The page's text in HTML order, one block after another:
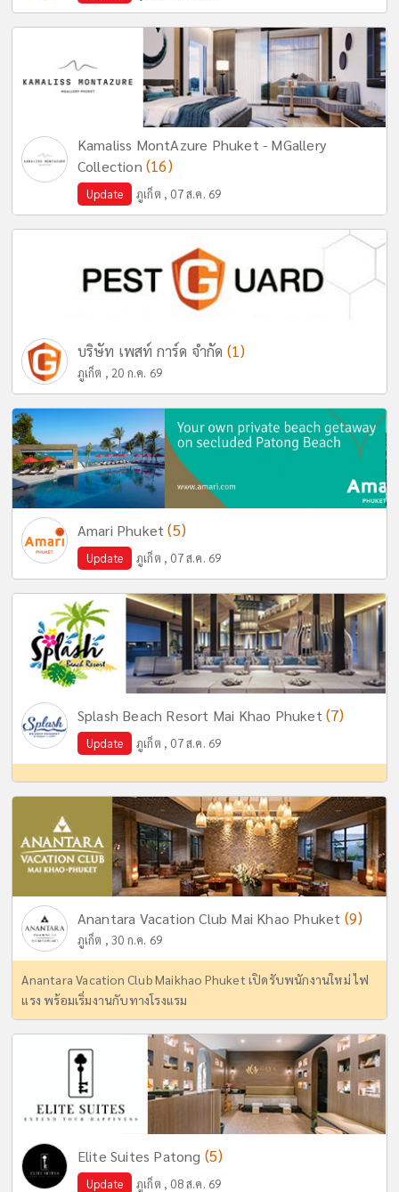
Kamaliss MontAzure Phuket - MGallery
Collection (16)
Update ภูเก็ต , 07 ส.ค. 69
บริษัท เพสท์ การ์ด จำกัด (1)
ภูเก็ต , 20 ก.ค. 69
Amari Phuket(5)
Update ภูเก็ต , 07 ส.ค. 69
Splash Beach Resort Mai Khao Phuket (7)
Update ภูเก็ต , 07 ส.ค. 69
Anantara Vacation Club Mai Khao Phuket (9)
ภูเก็ต , 30 ก.ค. 69
Anantara Vacation Club Maikhao Phuket เปิดรับพนักงานใหม่ ไฟ
แรง พร้อมเริ่มงานกับทางโรงแรม
Elite Suites Patong (5)
Update ภูเก็ต , 08 ส.ค. 69